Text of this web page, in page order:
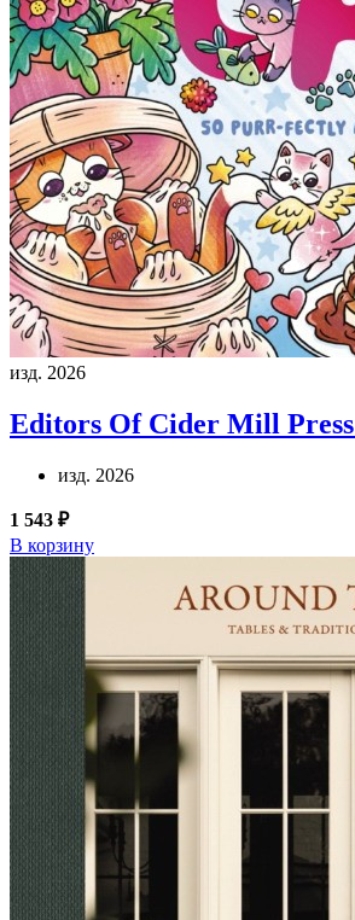
изд. 2026
Editors Of Cider Mill Press
изд. 2026
1 543 ₽
В корзину